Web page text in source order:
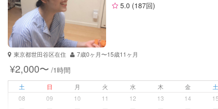
サポートの特徴
資格
企業型割引対象(旧内閣府補助対象)
自治体届出済ベビーシッター
保育士
幼稚園教諭
受験対策 小学校受験
5.0 (187回)
東京都世田谷区在住 7歳0ヶ月〜15歳11ヶ月
¥2,000〜 /1時間
土 日 月 火 水 木 金
08
09 10 11 12 13 14